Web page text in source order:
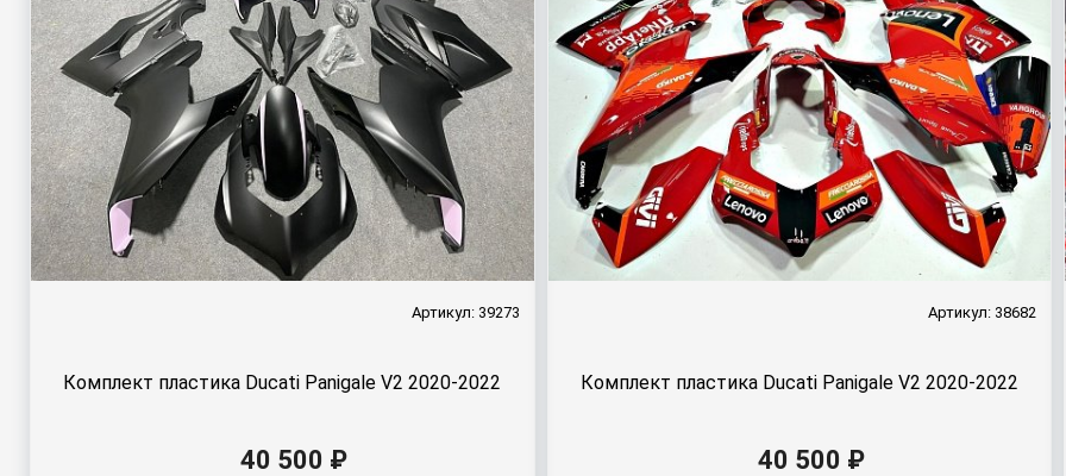
Артикул: 39273
Комплект пластика Ducati Panigale V2 2020-2022
40 500 ₽
Артикул: 38682
Комплект пластика Ducati Panigale V2 2020-2022
40 500 ₽